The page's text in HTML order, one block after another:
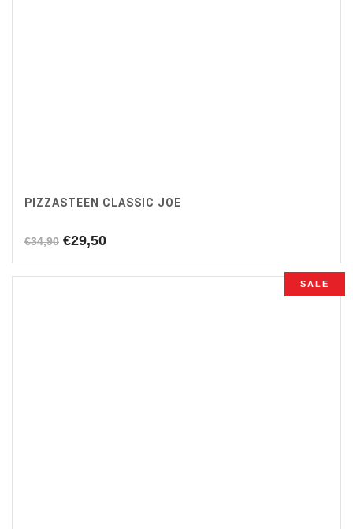
PIZZASTEEN CLASSIC JOE
€34,90 Oorspronkelijke
was:
€29,50Huidige
is:
SALE